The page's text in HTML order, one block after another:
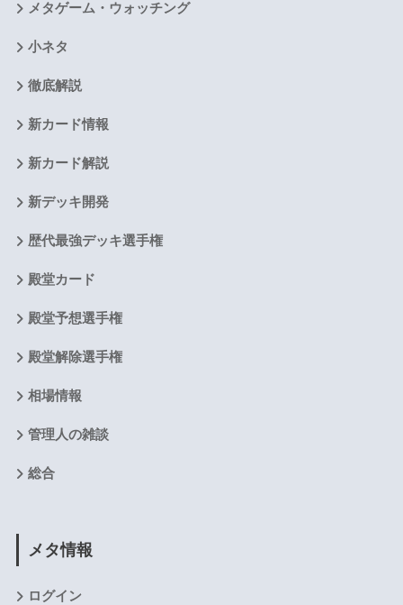
メタゲーム・ウォッチング
小ネタ
徹底解説
新カード情報
新カード解説
新デッキ開発
歴代最強デッキ選手権
殿堂カード
殿堂予想選手権
殿堂解除選手権
相場情報
管理人の雑談
総合
メタ情報
ログイン